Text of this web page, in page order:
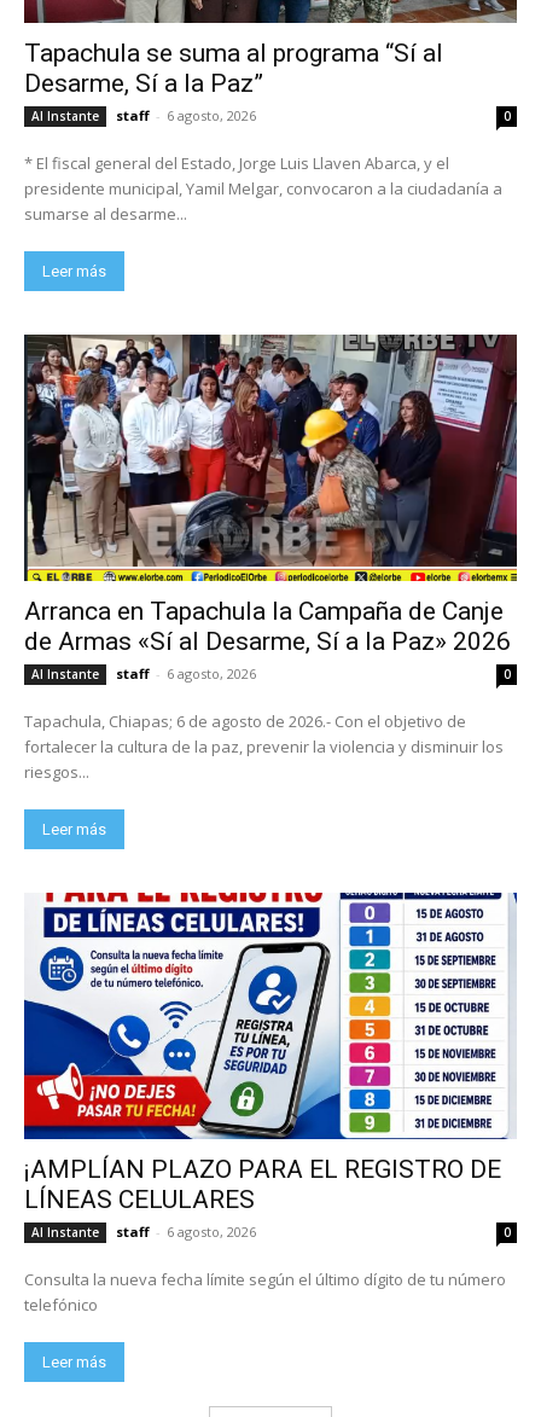
Tapachula se suma al programa “Sí al
Desarme, Sí a la Paz”
Al Instante staff - 6 agosto, 2026 0
* El fiscal general del Estado, Jorge Luis Llaven Abarca, y el
presidente municipal, Yamil Melgar, convocaron a la ciudadanía a
sumarse al desarme...
Leer más
Arranca en Tapachula la Campaña de Canje
de Armas «Sí al Desarme, Sí a la Paz» 2026
Al Instante staff - 6 agosto, 2026 0
Tapachula, Chiapas; 6 de agosto de 2026.- Con el objetivo de
fortalecer la cultura de la paz, prevenir la violencia y disminuir los
riesgos...
Leer más
¡AMPLÍAN PLAZO PARA EL REGISTRO DE
LÍNEAS CELULARES
Al Instante staff - 6 agosto, 2026 0
Consulta la nueva fecha límite según el último dígito de tu número
telefónico
Leer más